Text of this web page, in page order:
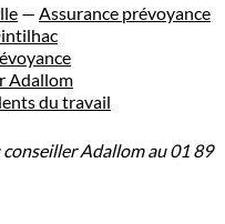
— Assurance prévoyance
Adallom
du travail
Adallom au 01 89